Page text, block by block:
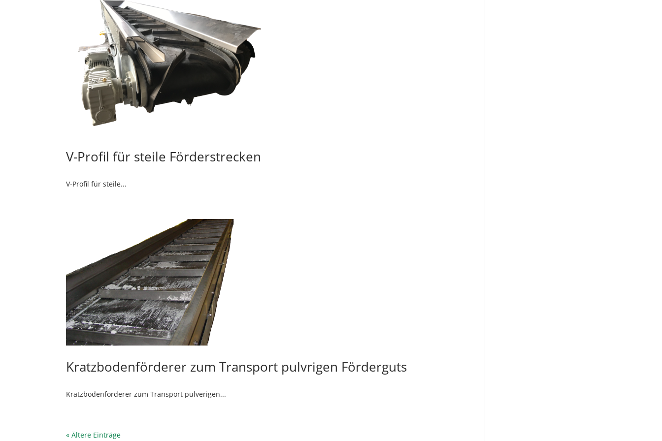
V-Profil für steile Förderstrecken
V-Profil für steile...
Kratzbodenförderer zum Transport pulvrigen Förderguts
Kratzbodenförderer zum Transport pulverigen...
« Ältere Einträge